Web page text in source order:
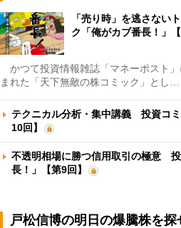
「売り時」を逃さな
ク「俺がカブ番長！」【
かつて投資情報雑誌「マネーポスト
まれた「天下無敵の株コミック」とし…
テクニカル分析・集中講義 投資コ
10回】
不透明相場に勝つ信用取引の極意
長！」【第9回】
戸松信博の明日の爆騰株を探